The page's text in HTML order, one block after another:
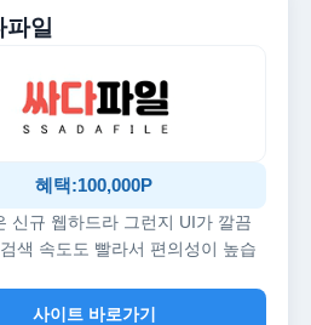
일
혜택:100,000P
신규 웹하드라 그런지 UI가 깔끔
색 속도도 빨라서 편의성이 높습
사이트 바로가기